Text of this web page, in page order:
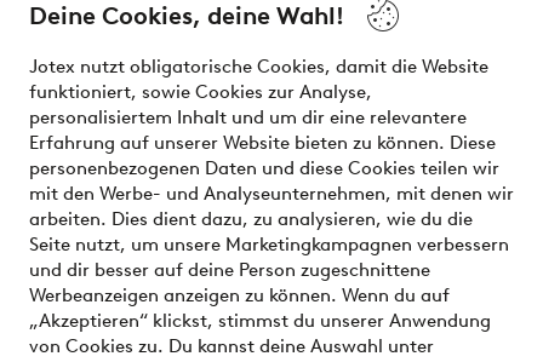
Deine Cookies, deine Wahl!
Jotex nutzt obligatorische Cookies, damit die Website
funktioniert, sowie Cookies zur Analyse,
personalisiertem Inhalt und um dir eine relevantere
Erfahrung auf unserer Website bieten zu können. Diese
personenbezogenen Daten und diese Cookies teilen wir
mit den Werbe- und Analyseunternehmen, mit denen wir
arbeiten. Dies dient dazu, zu analysieren, wie du die
Seite nutzt, um unsere Marketingkampagnen verbessern
und dir besser auf deine Person zugeschnittene
Werbeanzeigen anzeigen zu können. Wenn du auf
„Akzeptieren“ klickst, stimmst du unserer Anwendung
von Cookies zu. Du kannst deine Auswahl unter
Bedingungen
Sichere Zahlungen - Jetzt bezahlen oder aufteilen
Möchtest du mehr über unsere
Zahlungsmöglichkeitenerfahren?